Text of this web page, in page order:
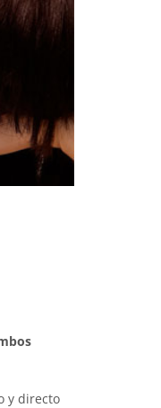
y directo